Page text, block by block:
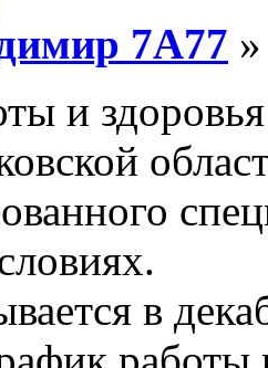
7А77
и
в